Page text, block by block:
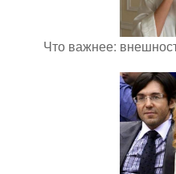
Что важнее: